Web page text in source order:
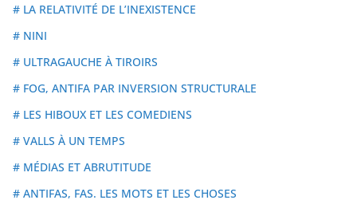
# LA RELATIVITÉ DE L’INEXISTENCE
# NINI
# ULTRAGAUCHE À TIROIRS
# FOG, ANTIFA PAR INVERSION STRUCTURALE
# LES HIBOUX ET LES COMEDIENS
# VALLS À UN TEMPS
# MÉDIAS ET ABRUTITUDE
# ANTIFAS, FAS. LES MOTS ET LES CHOSES